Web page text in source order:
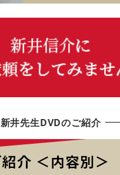
新井先生DVDのご紹介